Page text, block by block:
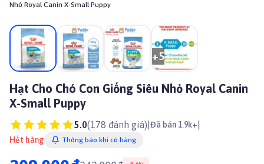
Nhỏ Royal Canin X-Small Puppy
Giảm giá
+5
Hạt Cho Chó Con Giống Siêu Nhỏ Royal Canin
X-Small Puppy
5.0(178 đánh giá) Đã bán 1.9k+
Hết hàng Thông báo khi có hàng